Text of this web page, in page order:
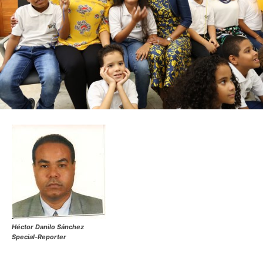
Héctor Danilo Sánchez
Special-Reporter